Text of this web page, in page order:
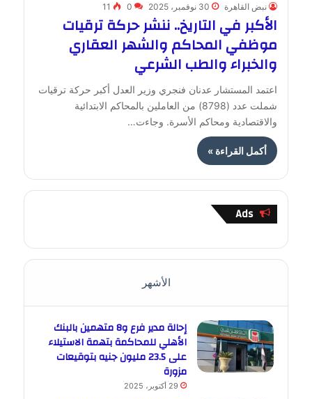
نبض القاهرة 30 نوفمبر، 2025 0
11
الأكبر في التاريخ.. ننشر حركة ترقيات
موظفي المحاكم والشهر العقاري
والخبراء والطب الشرعي
اعتمد المستشار عدنان فنجري وزير العدل أكبر حركة ترقيات
شملت عدد (8798) من العاملين بالمحاكم الابتدائية
والاقتصادية ومحاكم الأسرة. وجاءت…
أكمل القراءة »
Ads
الأشهر
إحالة مدير فرع و8 متهمين بالبنك
الأهلي للمحاكمة بتهمة الاستيلاء
على 23.5 مليون جنيه بتوقيعات
مزورة
29 أكتوبر، 2025